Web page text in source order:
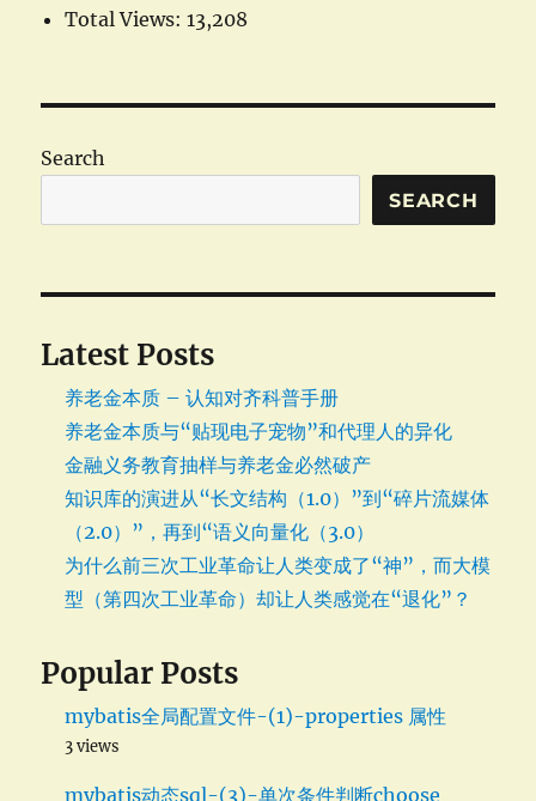
Total Views:13,208
Search
SEARCH
Latest Posts
养老金本质 – 认知对齐科普手册
养老金本质与“贴现电子宠物”和代理人的异化
金融义务教育抽样与养老金必然破产
知识库的演进从“长文结构（1.0）”到“碎片流媒体
（2.0）”，再到“语义向量化（3.0）
为什么前三次工业革命让人类变成了“神”，而大模
型（第四次工业革命）却让人类感觉在“退化”？
Popular Posts
mybatis全局配置文件-(1)-properties 属性
3 views
mybatis动态sql-(3)-单次条件判断choose